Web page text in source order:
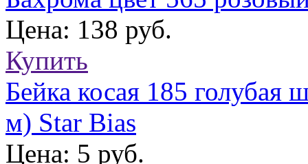
Цена: 138 руб.
Купить
Бейка косая 185
м) Star Bias
Цена: 5 руб.